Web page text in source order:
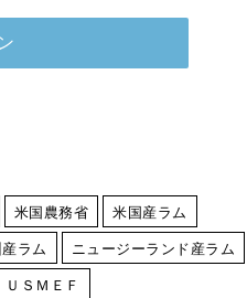
米国農務省
米国産ラム
ラム
ニュージーランド産ラム
ＵＳＭＥＦ